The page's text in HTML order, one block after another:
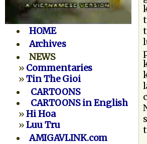
HOME
Archives
NEWS
» Commentaries
»Tin The Gioi
CARTOONS
CARTOONS in English
»Hi Hoa
»Luu Tru
AMIGAVLINK.com